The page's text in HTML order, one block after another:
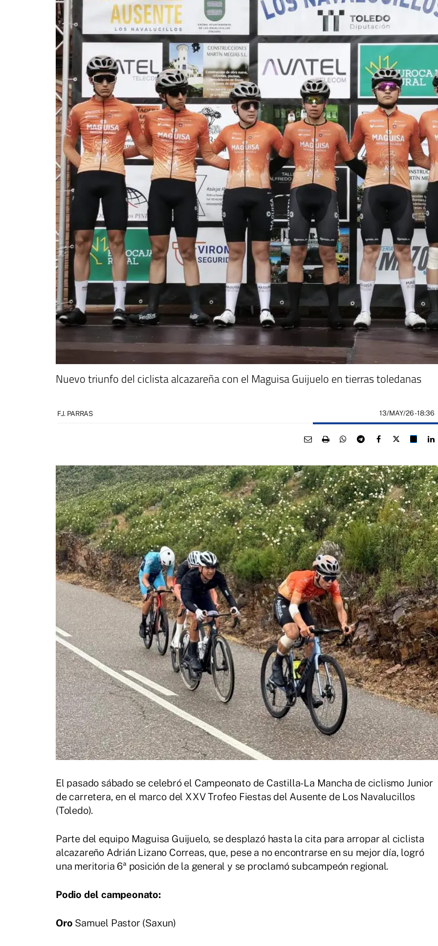
Nuevo triunfo del ciclista alcazareña con el Maguisa Guijuelo en tierras toledanas
F.J. PARRAS 13/MAY/26- 18:36
El pasado sábado se celebró el Campeonato de Castilla-La Mancha de ciclismo Junior
de carretera, en el marco del XXV Trofeo Fiestas del Ausente de Los Navalucillos
(Toledo).
Parte del equipo Maguisa Guijuelo, se desplazó hasta la cita para arropar al ciclista
alcazareño Adrián Lizano Correas, que, pese a no encontrarse en su mejor día, logró
una meritoria 6ª posición de la general y se proclamó subcampeón regional.
Podio del campeonato:
Oro Samuel Pastor (Saxun)